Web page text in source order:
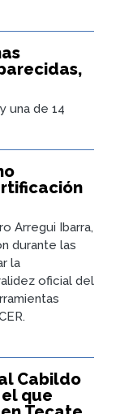
una de 14
Arregui Ibarra,
durante las
la
oficial del
Cabildo
que